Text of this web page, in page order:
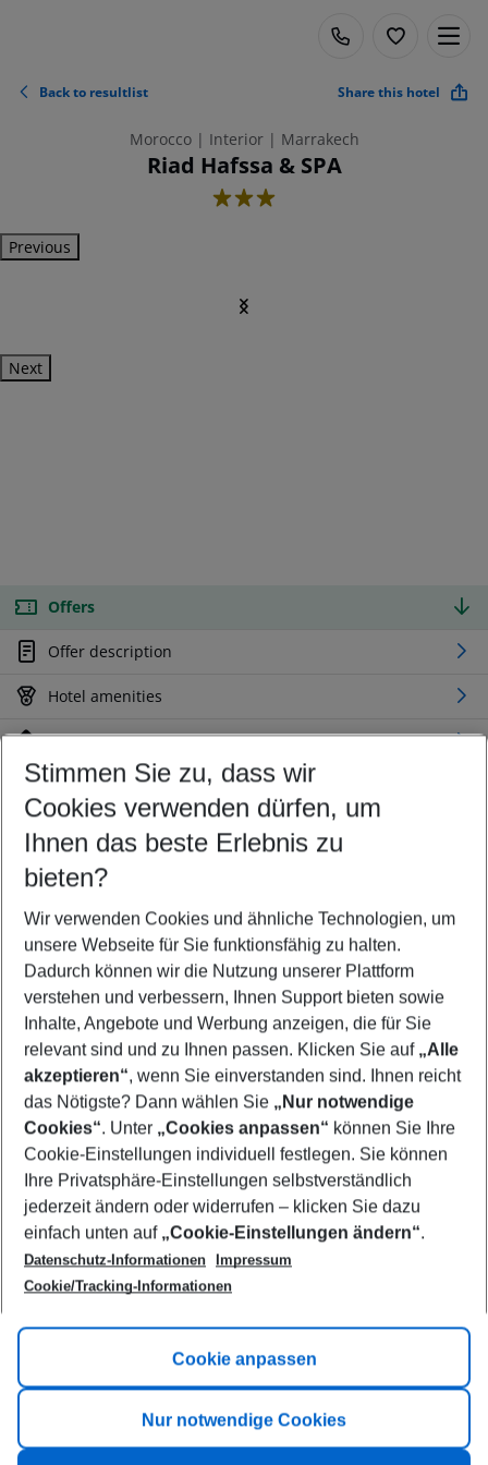
Back to resultlist Share this hotel
Morocco | Interior | Marrakech
Riad Hafssa & SPA
3
Previous
Next
Offers
Offer description
Hotel amenities
Location
Customize your offer
Find the perfect deal which suits your best
Your departure airport
Any airport
Select your date range
12/08/26–10/08/27 5-8 nights
Who will travel
2 adults No children
Show more filter
Footer
Footer navigation
Title A
Link A
Stimmen Sie zu, dass wir
Cookies verwenden dürfen, um
Ihnen das beste Erlebnis zu
bieten?
Wir verwenden Cookies und ähnliche Technologien, um
unsere Webseite für Sie funktionsfähig zu halten.
Dadurch können wir die Nutzung unserer Plattform
verstehen und verbessern, Ihnen Support bieten sowie
Inhalte, Angebote und Werbung anzeigen, die für Sie
relevant sind und zu Ihnen passen. Klicken Sie auf „Alle
akzeptieren“, wenn Sie einverstanden sind. Ihnen reicht
das Nötigste? Dann wählen Sie „Nur notwendige
Cookies“. Unter „Cookies anpassen“ können Sie Ihre
Cookie-Einstellungen individuell festlegen. Sie können
Ihre Privatsphäre-Einstellungen selbstverständlich
jederzeit ändern oder widerrufen – klicken Sie dazu
einfach unten auf „Cookie-Einstellungen ändern“.
Datenschutz-Informationen
Impressum
Cookie/Tracking-Informationen
Cookie anpassen
Nur notwendige Cookies